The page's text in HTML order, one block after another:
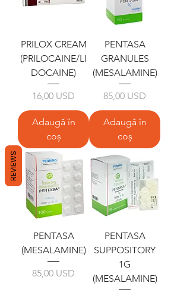
PRILOX CREAM
(PRILOCAINE/LI
DOCAINE)
Preț
16,00 USD
Adaugă în
coș
PENTASA
GRANULES
(MESALAMINE)
Preț
85,00 USD
Adaugă în
coș
PENTASA
(MESALAMINE)
Preț
85,00 USD
PENTASA
SUPPOSITORY
1G
(MESALAMINE)
REVIEWS